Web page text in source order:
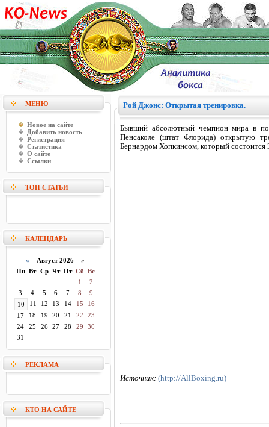
МЕНЮ
Новое на сайте
Добавить новость
Регистрация
Статистика
О сайте
Ссылки
ТОП СТАТЬИ
КАЛЕНДАРЬ
«
Август 2026 »
Пн Вт Ср Чт Пт Сб Вс
1
2
3
4 5 6 7 8
9
10
11 12 13 14 15
16
17
18 19 20 21 22
23
24
25 26 27 28 29
30
31
РЕКЛАМА
КТО НА САЙТЕ
Рой Джонс: Открытая тренировка.
Бывший абсолютный чемпион мира в
Пенсаколе (штат Флорида) открытую
Бернардом Хопкинсом, который состоится
Источник: (http://AllBoxing.ru)